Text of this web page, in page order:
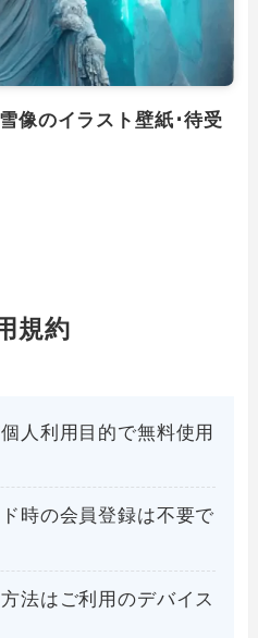
像のイラスト壁紙･待受
規約
人利用目的で無料使用
時の会員登録は不要で
法はご利用のデバイス